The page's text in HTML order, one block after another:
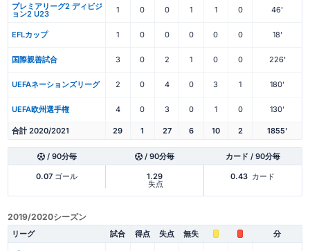
プレミアリーグ2 ディビジ
ョン2 U23 1 0 0 1 1 0 46'
EFLカップ 1 0 0 0 0 0 18'
国際親善試合 3 0 2 1 0 0 226'
UEFAネーションズリーグ 2 0 4 0 3 1 180'
UEFA欧州選手権 4 0 3 0 1 0 130'
合計 2020/2021 29 1 27 6 10 2 1855'
/ 90分毎 / 90分毎 カード / 90分毎
0.07 ゴール 1.29
失点
0.43 カード
2019/2020シーズン
リーグ 試合 得点 失点 無失 分